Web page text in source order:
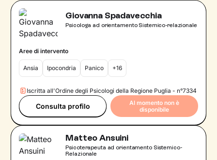
Giovanna Spadavecchia
Psicologa ad orientamento Sistemico-relazionale
Aree di intervento
Ansia Ipocondria Panico +16
Iscritta all'Ordine degli Psicologi della Regione Puglia - n°7334
Consulta profilo
Al momento non è
disponibile
Matteo Ansuini
Psicoterapeuta ad orientamento Sistemico-
Relazionale